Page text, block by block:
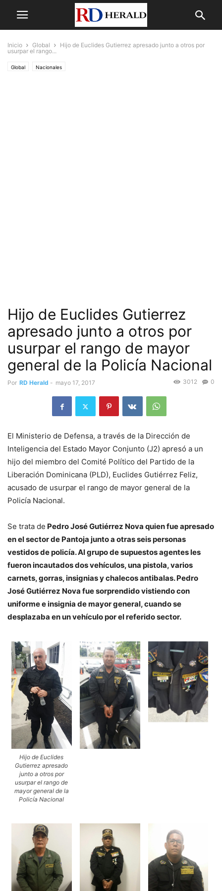
Inicio Global
Hijo de Euclides Gutierrez apresado junto a otros por
usurpar el rango...
Global Nacionales
Hijo de Euclides Gutierrez
apresado junto a otros por
usurpar el rango de mayor
general de la Policía Nacional
Por RD Herald - mayo 17, 2017 0
3012
El Ministerio de Defensa, a través de la Dirección de
Inteligencia del Estado Mayor Conjunto (J2) apresó a un
hijo del miembro del Comité Político del Partido de la
Liberación Dominicana (PLD), Euclides Gutiérrez Feliz,
acusado de usurpar el rango de mayor general de la
Policía Nacional.
Se trata de Pedro José Gutiérrez Nova quien fue apresado
en el sector de Pantoja junto a otras seis personas
vestidos de policía. Al grupo de supuestos agentes les
fueron incautados dos vehículos, una pistola, varios
carnets, gorras, insignias y chalecos antibalas. Pedro
José Gutiérrez Nova fue sorprendido vistiendo con
uniforme e insignia de mayor general, cuando se
desplazaba en un vehículo por el referido sector.
Hijo de Euclides
Gutierrez apresado
junto a otros por
usurpar el rango de
mayor general de la
Policía Nacional